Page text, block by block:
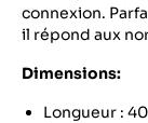
connexion.
il répond aux
Dimensions:
Longueur :